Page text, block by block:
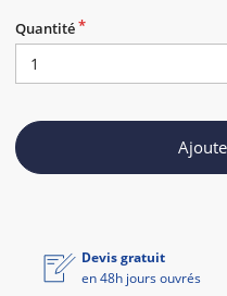
Quantité
Devis gratuit
en 48h jours ouvrés